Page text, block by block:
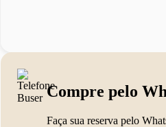
Compre pelo
Faça sua reserva pelo